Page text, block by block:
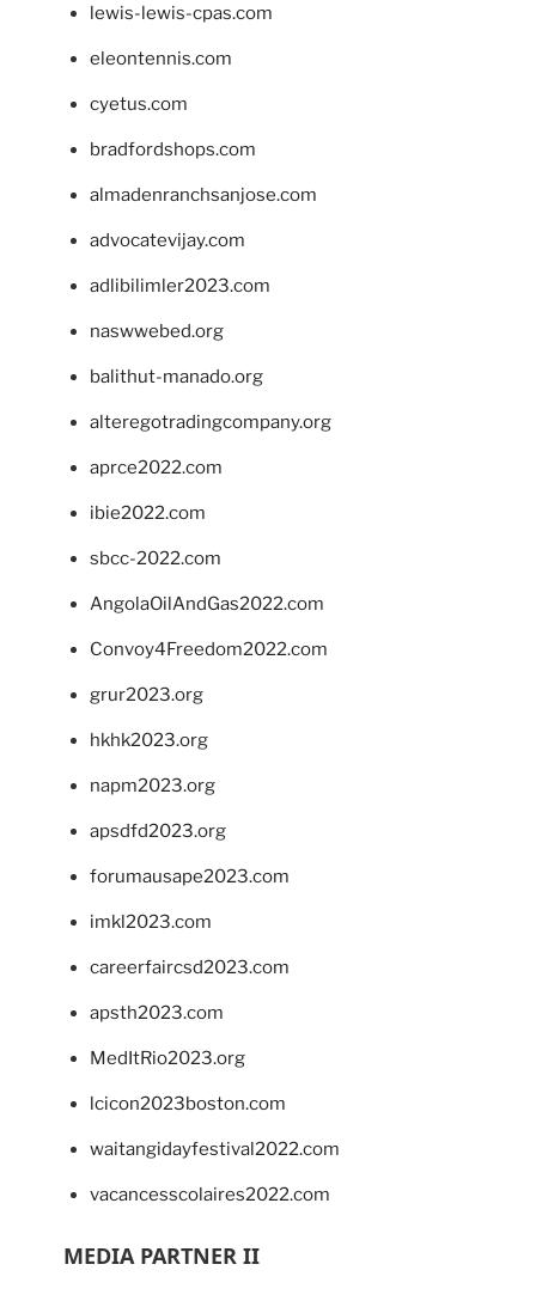
lewis-lewis-cpas.com
eleontennis.com
cyetus.com
bradfordshops.com
almadenranchsanjose.com
advocatevijay.com
adlibilimler2023.com
naswwebed.org
balithut-manado.org
alteregotradingcompany.org
aprce2022.com
ibie2022.com
sbcc-2022.com
AngolaOilAndGas2022.com
Convoy4Freedom2022.com
grur2023.org
hkhk2023.org
napm2023.org
apsdfd2023.org
forumausape2023.com
imkl2023.com
careerfaircsd2023.com
apsth2023.com
MedItRio2023.org
lcicon2023boston.com
waitangidayfestival2022.com
vacancesscolaires2022.com
MEDIA PARTNER II